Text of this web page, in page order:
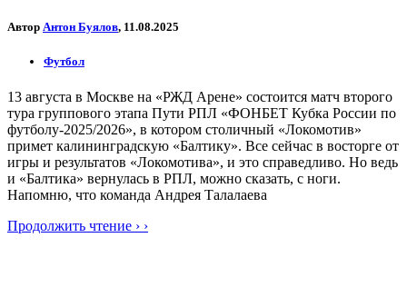
Автор Антон Буялов, 11.08.2025
Футбол
13 августа в Москве на «РЖД Арене» состоится матч второго
тура группового этапа Пути РПЛ «ФОНБЕТ Кубка России по
футболу-2025/2026», в котором столичный «Локомотив»
примет калининградскую «Балтику». Все сейчас в восторге от
игры и результатов «Локомотива», и это справедливо. Но ведь
и «Балтика» вернулась в РПЛ, можно сказать, с ноги.
Напомню, что команда Андрея Талалаева
Продолжить чтение › ›